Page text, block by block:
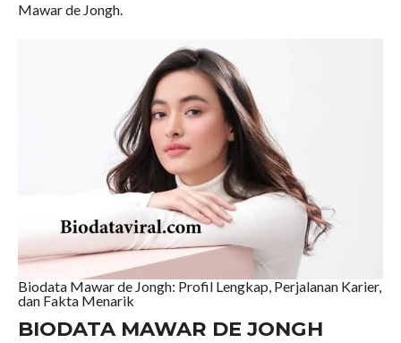
Mawar de Jongh.
Biodata Mawar de Jongh: Profil Lengkap, Perjalanan Karier,
dan Fakta Menarik
BIODATA MAWAR DE JONGH